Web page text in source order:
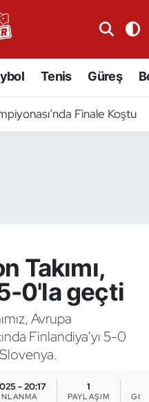
Tenis Güreş
Finale Koştu
Takımı,
0'la geçti
Avrupa
Finlandiya’yı 5-0
- 20:17 1
PAYLAŞIM